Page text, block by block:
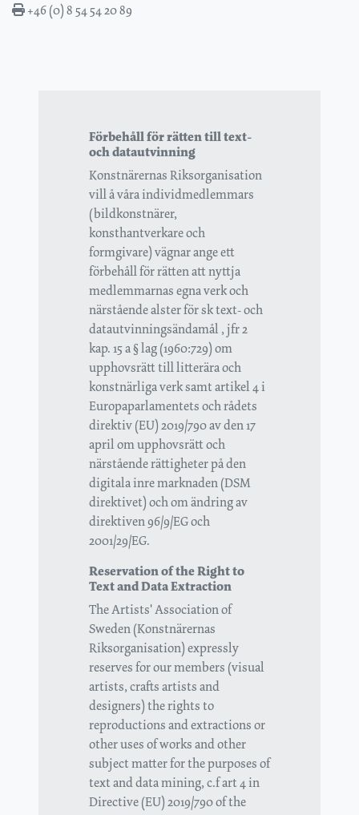
+46 (0) 8 54 54 20 89
Förbehåll för rätten till text-
och datautvinning
Konstnärernas Riksorganisation
vill å våra individmedlemmars
(bildkonstnärer,
konsthantverkare och
formgivare) vägnar ange ett
förbehåll för rätten att nyttja
medlemmarnas egna verk och
närstående alster för sk text- och
datautvinningsändamål , jfr 2
kap. 15 a § lag (1960:729) om
upphovsrätt till litterära och
konstnärliga verk samt artikel 4 i
Europaparlamentets och rådets
direktiv (EU) 2019/790 av den 17
april om upphovsrätt och
närstående rättigheter på den
digitala inre marknaden (DSM
direktivet) och om ändring av
direktiven 96/9/EG och
2001/29/EG.
Reservation of the Right to
Text and Data Extraction
The Artists' Association of
Sweden (Konstnärernas
Riksorganisation) expressly
reserves for our members (visual
artists, crafts artists and
designers) the rights to
reproductions and extractions or
other uses of works and other
subject matter for the purposes of
text and data mining, c.f art 4 in
Directive (EU) 2019/790 of the